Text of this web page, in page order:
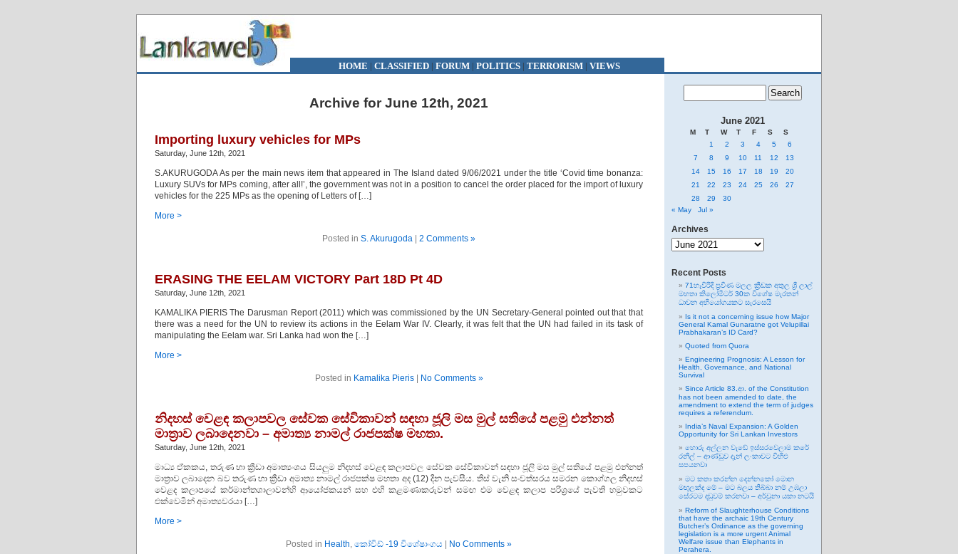
HOME | CLASSIFIED| FORUM| POLITICS | TERRORISM| VIEWS
Archive for June 12th, 2021
Importing luxury vehicles for MPs
Saturday, June 12th, 2021
S.AKURUGODA As per the main news item that appeared in The Island dated 9/06/2021 under the title ‘Covid time bonanza:
Luxury SUVs for MPs coming, after all!’, the government was not in a position to cancel the order placed for the import of luxury
vehicles for the 225 MPs as the opening of Letters of […]
More >
Posted in S. Akurugoda 2 Comments »
ERASING THE EELAM VICTORY Part 18D Pt 4D
Saturday, June 12th, 2021
KAMALIKA PIERIS The Darusman Report (2011) which was commissioned by the UN Secretary-General pointed out that that
there was a need for the UN to review its actions in the Eelam War IV. Clearly, it was felt that the UN had failed in its task of
manipulating the Eelam war. Sri Lanka had won the […]
More >
Posted in Kamalika Pieris| No Comments »
නිදහස් වෙළඳ කලාපවල සේවක සේවිකාවන් සඳහා ජූලි මස මුල් සතියේ පළමු එන්නත්
මාත්‍රාව ලබාදෙනවා – අමාත්‍ය නාමල් රාජපක්ෂ මහතා.
Saturday, June 12th, 2021
මාධ්‍ය ඒකකය, තරුණ හා ක්‍රීඩා අමාත්‍යංශය සියලුම නිදහස් වෙළඳ කලාපවල සේවක සේවිකාවන් සඳහා ජූලි මස මුල් සතියේ පළමු එන්නත්
මාත්‍රාව ලබාදෙන බව තරුණ හා ක්‍රීඩා අමාත්‍ය නාමල් රාජපක්ෂ මහතා අද (12) දින පැවසීය. තිස් වැනි සංවත්සරය සමරන කොග්ගල නිදහස්
වෙළද කලාපයේ කර්මාන්තශාලාවන්හි ආයෝජකයන් සහ එහි කළමණාකරුවන් සමඟ එම වෙළඳ කලාප පරිශ්‍රයේ පැවති හමුවකට
එක්වෙමින් අමාත්‍යවරයා […]
More >
Posted in Health, කෝවිඩ් -19 විශේෂාංගය No Comments »
June 2021
M T W T F S
S
1
2 3 4 5
6
7
8 9 10 11 12
13
14
15 16 17 18 19
20
21
22 23 24 25 26
27
28
29
30
« May
Jul »
Archives
Archives
Recent Posts
71හැවිරිදි ප්‍රවීණ මලල ක්‍රීඩක අතුල ශ්‍රී ලාල්
මහතා කිලෝමීටර් 30ක විශේෂ මැරතන්
ධාවන අභියෝගයකට සැරසෙයි
Is it not a concerning issue how Major
General Kamal Gunaratne got Velupillai
Prabhakaran’s ID Card?
Quoted from Quora
Engineering Prognosis: A Lesson for
Health, Governance, and National
Survival
Since Article 83.ආ. of the Constitution
has not been amended to date, the
amendment to extend the term of judges
requires a referendum.
India’s Naval Expansion: A Golden
Opportunity for Sri Lankan Investors
හොරු අල්ලන වැඩේ ඉස්සරවෙලාම කරේ
රනිල් – ආණ්ඩුව දැන් ලංකාවට විහිළු
සපයනවා
මට කතා කරන්න දෙන්නකෝ මොන
මඟුලක්ද මේ – මට බලය තිබ්බා නම් උඹලා
සේරටම දඬුවම් කරනවා – අර්චුනා යකා නටයි
Reform of Slaughterhouse Conditions
that have the archaic 19th Century
Butcher’s Ordinance as the governing
legislation is a more urgent Animal
Welfare issue than Elephants in
Perahera.